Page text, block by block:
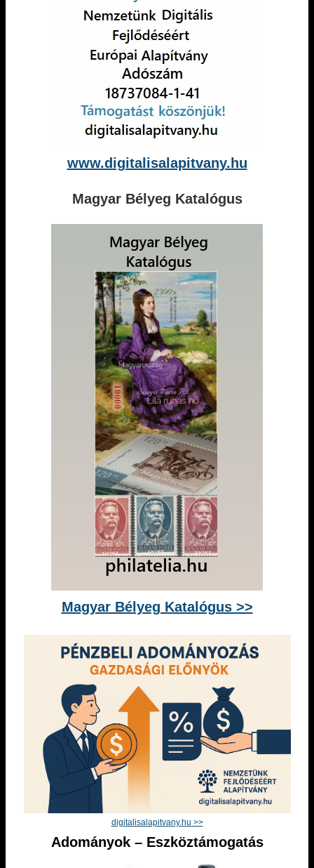
www.digitalisalapitvany.hu
Magyar Bélyeg Katalógus
Magyar Bélyeg Katalógus >>
digitalisalapitvany.hu >>
Adományok – Eszköztámogatás